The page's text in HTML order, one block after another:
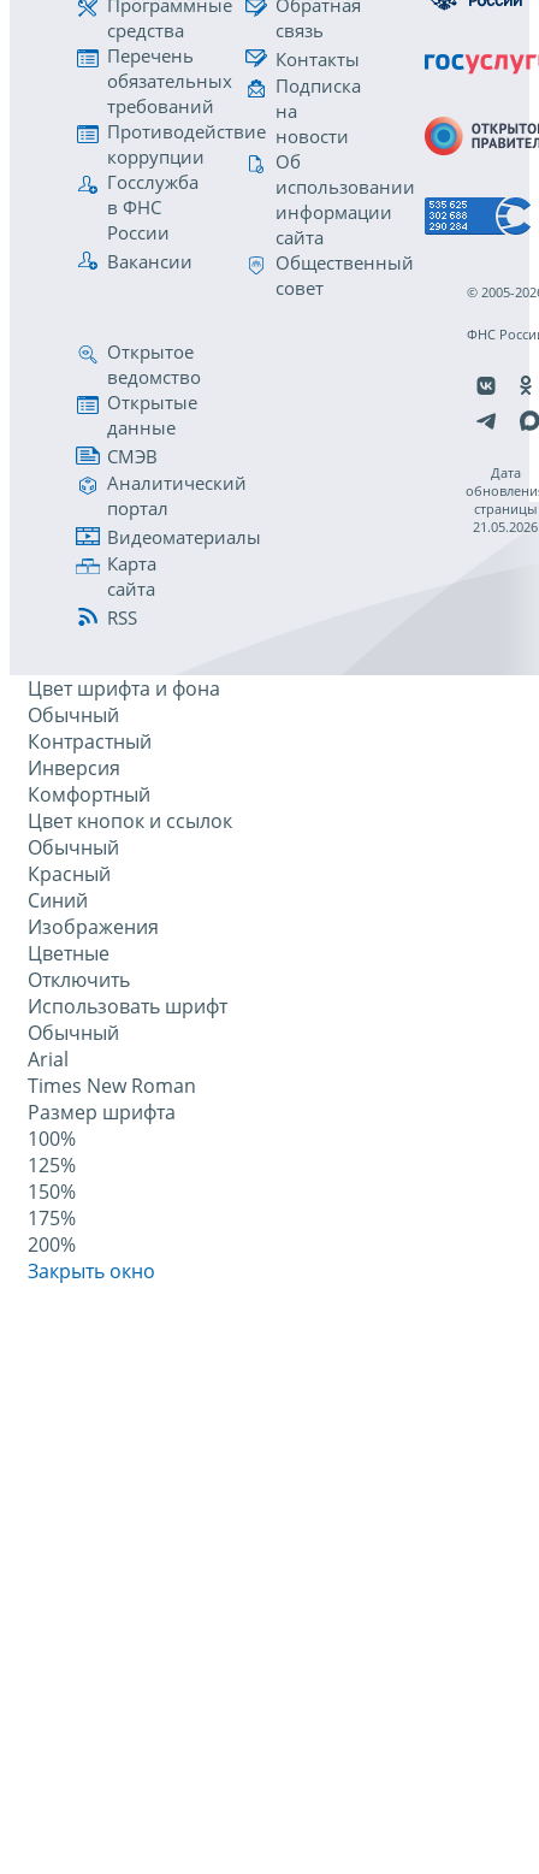
Программные
средства
Перечень
обязательных
требований
Противодействие
коррупции
Госслужба
в ФНС
России
Вакансии
Обратная
связь
Контакты
Подписка
на
новости
Об
использовании
информации
сайта
Общественный
совет
Открытое
ведомство
Открытые
данные
СМЭВ
Аналитический
портал
Видеоматериалы
Карта
сайта
RSS
© 2005-
ФНС
Дата
страницы
21.05.2026
Цвет шрифта и фона
Обычный
Контрастный
Инверсия
Комфортный
Цвет кнопок и ссылок
Обычный
Красный
Синий
Изображения
Цветные
Отключить
Использовать шрифт
Обычный
Arial
Times New Roman
Размер шрифта
100%
125%
150%
175%
200%
Закрыть окно